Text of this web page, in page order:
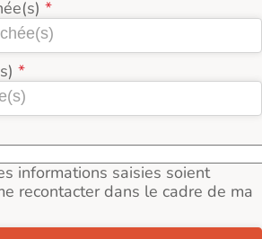
informations saisies soient
recontacter dans le cadre de ma